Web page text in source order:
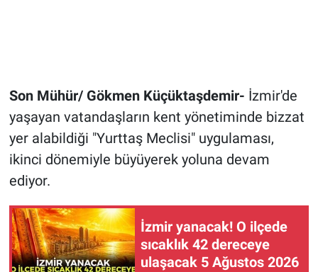
Son Mühür/ Gökmen Küçüktaşdemir- İzmir'de
yaşayan vatandaşların kent yönetiminde bizzat
yer alabildiği "Yurttaş Meclisi" uygulaması,
ikinci dönemiyle büyüyerek yoluna devam
ediyor.
İzmir yanacak! O ilçede
sıcaklık 42 dereceye
ulaşacak 5 Ağustos 2026